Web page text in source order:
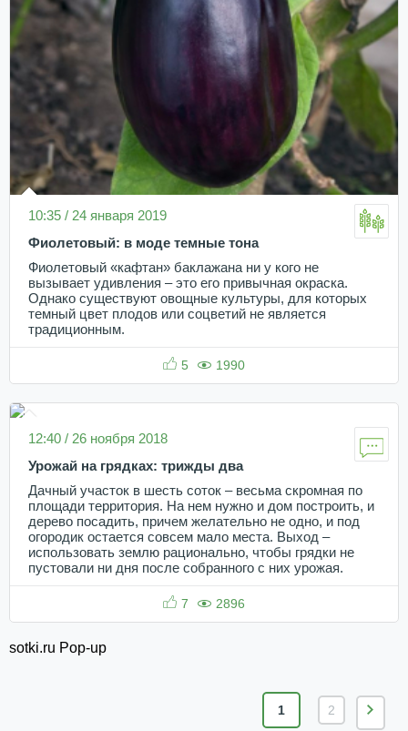
10:35 / 24 января 2019
Фиолетовый: в моде темные тона
Фиолетовый «кафтан» баклажана ни у кого не
вызывает удивления – это его привычная окраска.
Однако существуют овощные культуры, для которых
темный цвет плодов или соцветий не является
традиционным.
5 1990
12:40 / 26 ноября 2018
Урожай на грядках: трижды два
Дачный участок в шесть соток – весьма скромная по
площади территория. На нем нужно и дом построить, и
дерево посадить, причем желательно не одно, и под
огородик остается совсем мало места. Выход –
использовать землю рационально, чтобы грядки не
пустовали ни дня после собранного с них урожая.
7 2896
sotki.ru Pop-up
1 2